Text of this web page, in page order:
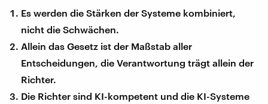
Es werden die Stärken der Systeme kombiniert,
nicht die Schwächen.
Allein das Gesetz ist der Maßstab aller
Entscheidungen, die Verantwortung trägt allein der
Richter.
Die Richter sind KI-kompetent und die KI-Systeme